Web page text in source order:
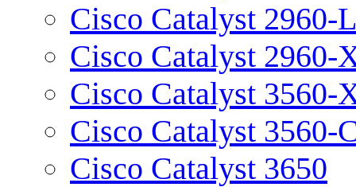
Cisco Catalyst 2960-L
Cisco Catalyst 2960-
Cisco Catalyst 3560-
Cisco Catalyst 3560-
Cisco Catalyst 3650